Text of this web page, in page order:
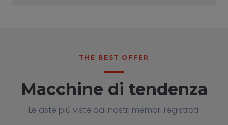
THE BEST OFFER
Macchine di tendenza
Le aste più viste dai nostri membri registrati.